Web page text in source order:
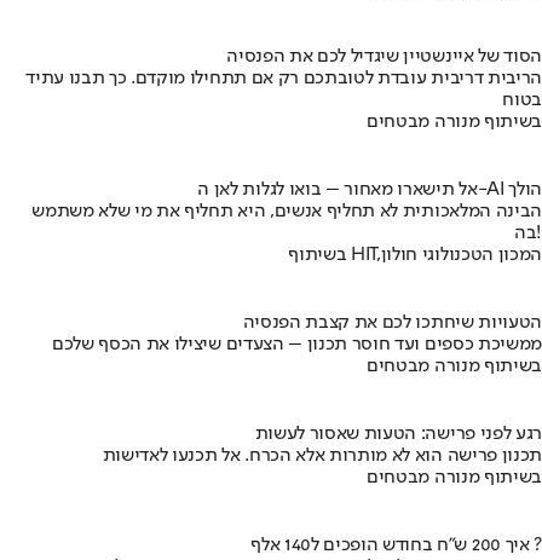
הסוד של איינשטיין שיגדיל לכם את הפנסיה
הריבית דריבית עובדת לטובתכם רק אם תתחילו מוקדם. כך תבנו עתיד
בטוח
בשיתוף מנורה מבטחים
אל תישארו מאחור – בואו לגלות לאן ה-AI הולך
הבינה המלאכותית לא תחליף אנשים, היא תחליף את מי שלא משתמש
בה!
בשיתוף HIT,המכון הטכנולוגי חולון
הטעויות שיחתכו לכם את קצבת הפנסיה
ממשיכת כספים ועד חוסר תכנון – הצעדים שיצילו את הכסף שלכם
בשיתוף מנורה מבטחים
רגע לפני פרישה: הטעות שאסור לעשות
תכנון פרישה הוא לא מותרות אלא הכרח. אל תכנעו לאדישות
בשיתוף מנורה מבטחים
איך 200 ש"ח בחודש הופכים ל140 אלף ?